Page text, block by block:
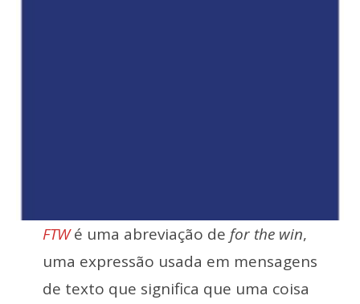
FTW é uma abreviação de for the win,
uma expressão usada em mensagens
de texto que significa que uma coisa